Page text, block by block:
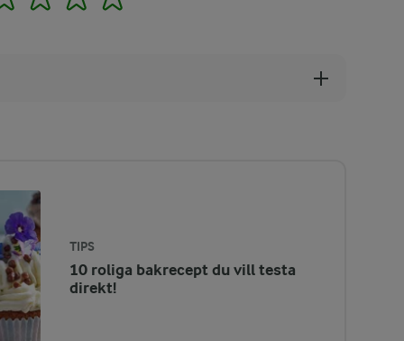
TIPS
10 roliga bakrecept du vill testa
direkt!